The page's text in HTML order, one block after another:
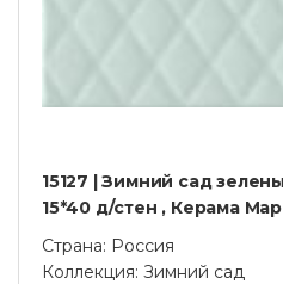
15127 | Зимний сад
15*40 д/стен , Керама
Страна: Россия
Коллекция: Зимний сад